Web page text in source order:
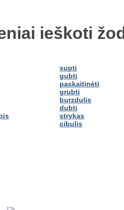
ieškoti
supti
gubti
paskaitinėti
grubti
burzdulis
dubti
strykas
cibulis